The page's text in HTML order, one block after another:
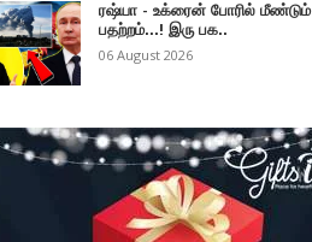
ரஷ்யா - உக்ரைன் போரில் மீண்டும்
பதற்றம்...! இரு பக..
06 August 2026